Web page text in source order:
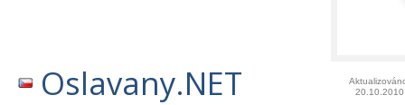
Oslavany.NET
20.10.2010